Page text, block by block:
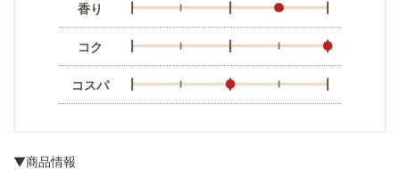
香り
コク
コスパ
▼商品情報